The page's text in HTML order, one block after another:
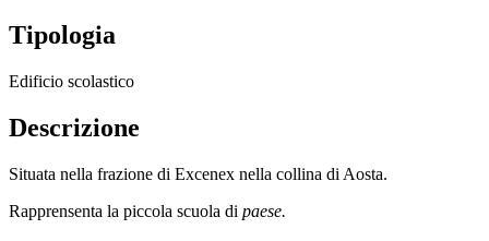
Tipologia
Edificio scolastico
Descrizione
Situata nella frazione di Excenex nella collina di Aosta.
Rapprensenta la piccola scuola di paese.